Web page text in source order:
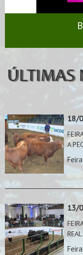
ÚLTIMAS
18/
A
13/